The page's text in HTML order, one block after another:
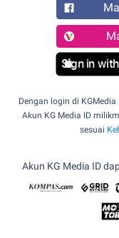
Sign in
Dengan login di
Akun KG Media ID
sesuai
Akun KG Media ID